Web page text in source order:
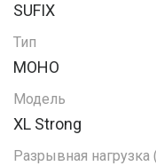
SUFIX
Тип
МОНО
Модель
XL Strong
Разрывная нагрузка